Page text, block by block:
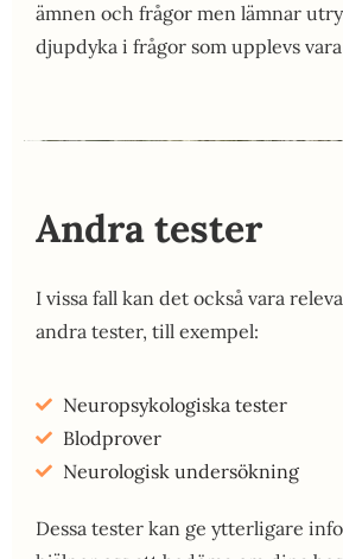
ämnen och frågor men lämnar
djupdyka i frågor som upplevs
Andra tester
I vissa fall kan det också vara
andra tester, till exempel:
Neuropsykologiska tester
Blodprover
Neurologisk undersökning
Dessa tester kan ge ytterligare